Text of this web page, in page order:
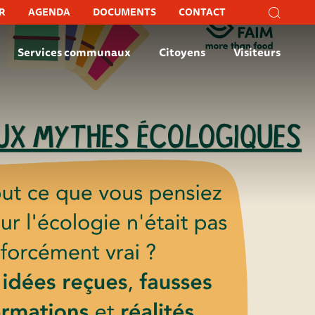
AGENDA DOCUMENTS CONTACT
Services communaux Citoyens Visiteurs